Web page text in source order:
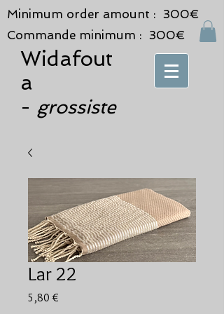
Minimum order amount : 300€
Commande minimum : 300€
Widafout
a
- grossiste
Lar 22
5,80 €